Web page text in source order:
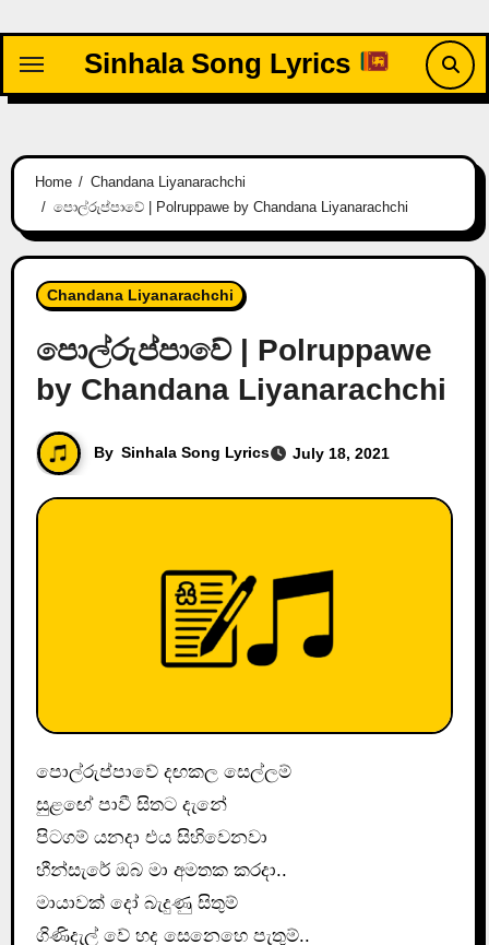
content
Sinhala Song Lyrics
Home
Chandana Liyanarachchi
පොල්රුප්පාවේ | Polruppawe by Chandana Liyanarachchi
Chandana Liyanarachchi
පොල්රුප්පාවේ | Polruppawe
by Chandana Liyanarachchi
By Sinhala Song Lyrics July 18, 2021
පොල්රුප්පාවේ දඟකල සෙල්ලම් ‍
සුළ‍‍ඟේ පාවී සිතට දැනේ
පිටගම් යනදා එය සිහිවෙනවා
හීන්සැරේ ඔබ මා අමතක කරදා..
මායාවක් දෝ බැදුණු සිතුම්
ගිණිදැල් වේ හද සෙනෙහෙ පැතුම්..